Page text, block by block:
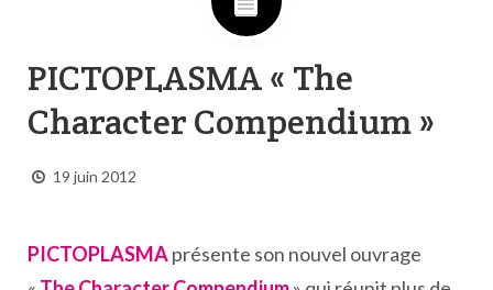
PICTOPLASMA « The
Character Compendium »
19 juin 2012
PICTOPLASMAprésente son nouvel ouvrage